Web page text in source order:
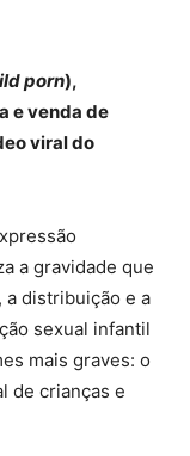
porn),
e venda de
viral do
a gravidade que
distribuição e a
sexual infantil
mais graves: o
de crianças e